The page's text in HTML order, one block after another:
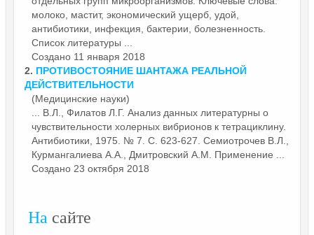
молоко, мастит, экономический ущерб, удой,
антибиотики , инфекция, бактерии, болезненность.
Список литературы ...
Создано 11 января 2018
2. ПРОТИВОСТОЯНИЕ ШАНТАЖА РЕАЛЬНОЙ
ДЕЙСТВИТЕЛЬНОСТИ
(Медицинские науки)
... В.Л., Филатов Л.Г. Анализ данных литературны о
чувствительности холерных вибрионов к тетрациклину.
Антибиотики , 1975. № 7. С. 623-627. Семиотрочев В.Л.,
Курмангалиева А.А., Дмитровский А.М. Применение ...
Создано 23 октября 2018
На сайте